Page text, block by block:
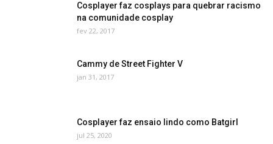
Cosplayer faz cosplays para quebrar racismo
na comunidade cosplay
fev 22, 2017
Cammy de Street Fighter V
jan 31, 2017
Cosplayer faz ensaio lindo como Batgirl
jul 25, 2020